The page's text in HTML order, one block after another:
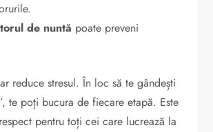
de nuntă poate preveni
reduce stresul. În loc să te gândești
te poți bucura de fiecare etapă. Este
pentru toți cei care lucrează la